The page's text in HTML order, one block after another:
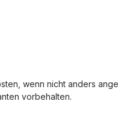
, wenn nicht anders
vorbehalten.